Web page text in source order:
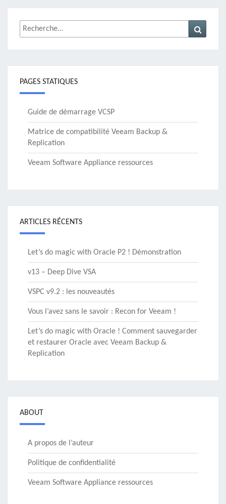
Rechercher :
PAGES STATIQUES
Guide de démarrage VCSP
Matrice de compatibilité Veeam Backup &
Replication
Veeam Software Appliance ressources
ARTICLES RÉCENTS
Let’s do magic with Oracle P2 ! Démonstration
v13 – Deep Dive VSA
VSPC v9.2 : les nouveautés
Vous l’avez sans le savoir : Recon for Veeam !
Let’s do magic with Oracle ! Comment sauvegarder
et restaurer Oracle avec Veeam Backup &
Replication
ABOUT
A propos de l’auteur
Politique de confidentialité
Veeam Software Appliance ressources